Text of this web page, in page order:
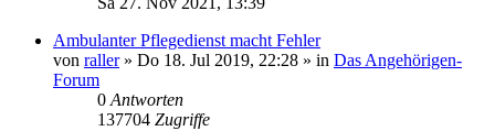
Ambulanter Pflegedienst macht Fehler
von raller» Do 18. Jul 2019, 22:28 » in Das Angehörigen-
Forum
0 Antworten
137704 Zugriffe